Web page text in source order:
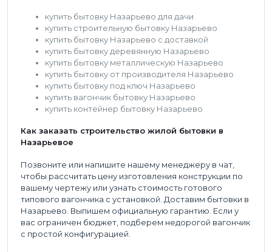
купить бытовку Назарьево для дачи
купить строительную бытовку Назарьево
купить бытовку Назарьево с доставкой
купить бытовку деревянную Назарьево
купить бытовку металлическую Назарьево
купить бытовку от производителя Назарьево
купить бытовку под ключ Назарьево
купить вагончик бытовку Назарьево
купить контейнер бытовку Назарьево
Как заказать строительство жилой бытовки в
Назарьевое
Позвоните или напишите нашему менеджеру в чат,
чтобы рассчитать цену изготовления конструкции по
вашему чертежу или узнать стоимость готового
типового вагончика с установкой. Доставим бытовки в
Назарьево. Выпишем официальную гарантию. Если у
вас ограничен бюджет, подберем недорогой вагончик
с простой конфигурацией.